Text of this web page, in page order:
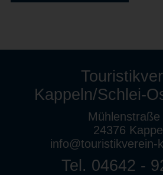
Kappeln/Schlei-
Mühlenstraße
24376
info@touristikverein-
Tel. 04642 -